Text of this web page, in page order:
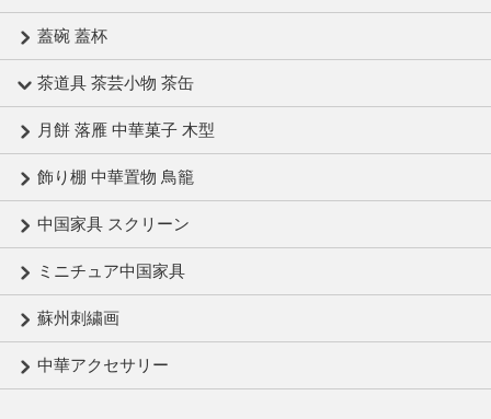
蓋碗 蓋杯
茶道具 茶芸小物 茶缶
月餅 落雁 中華菓子 木型
飾り棚 中華置物 鳥籠
中国家具 スクリーン
ミニチュア中国家具
蘇州刺繍画
中華アクセサリー